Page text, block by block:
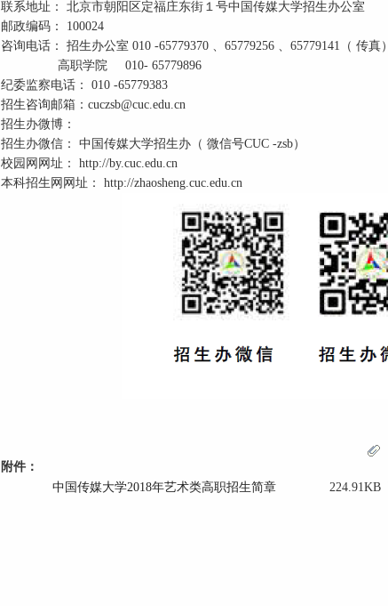
联系地址： 北京市朝阳区定福庄东街１号中国传媒大学招生办公室
邮政编码： 100024
咨询电话： 招生办公室 010 -65779370 、65779256 、65779141（ 传真）
高职学院 010- 65779896
纪委监察电话： 010 -65779383
招生咨询邮箱：cuczsb@cuc.edu.cn
招生办微博：
招生办微信： 中国传媒大学招生办（ 微信号CUC -zsb）
校园网网址： http://by.cuc.edu.cn
本科招生网网址： http://zhaosheng.cuc.edu.cn
附件：
中国传媒大学2018年艺术类高职招生简章
224.91KB